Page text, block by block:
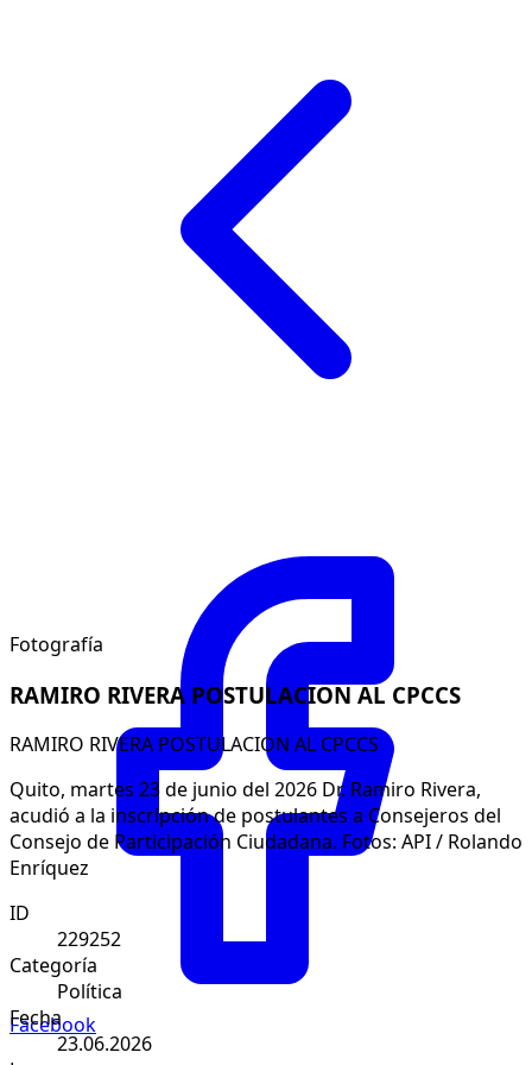
Facebook
Fotografía
RAMIRO RIVERA POSTULACION AL CPCCS
RAMIRO RIVERA POSTULACION AL CPCCS
Quito, martes 23 de junio del 2026 Dr. Ramiro Rivera,
acudió a la inscripción de postulantes a Consejeros del
Consejo de Participación Ciudadana. Fotos: API / Rolando
Enríquez
ID
229252
Categoría
Política
Fecha
23.06.2026